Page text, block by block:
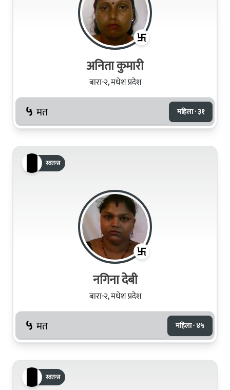
अनिता कुमारी
बारा-२, मधेश प्रदेश
५ मत महिला · ३१
स्वतन्त्र
नगिना देबी
बारा-२, मधेश प्रदेश
५ मत महिला · ४५
स्वतन्त्र